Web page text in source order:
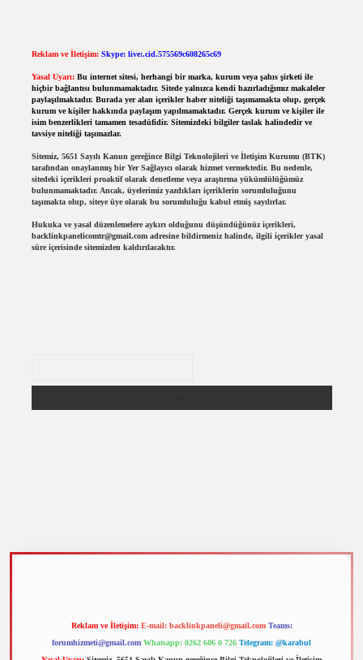
Reklam ve İletişim: Skype: live:.cid.575569c608265c69
Yasal Uyarı: Bu internet sitesi, herhangi bir marka, kurum veya şahıs şirketi ile
hiçbir bağlantısı bulunmamaktadır. Sitede yalnızca kendi hazırladığımız makaleler
paylaşılmaktadır. Burada yer alan içerikler haber niteliği taşımamakta olup, gerçek
kurum ve kişiler hakkında paylaşım yapılmamaktadır. Gerçek kurum ve kişiler ile
isim benzerlikleri tamamen tesadüfidir. Sitemizdeki bilgiler taslak halindedir ve
tavsiye niteliği taşımazlar.
Sitemiz, 5651 Sayılı Kanun gereğince Bilgi Teknolojileri ve İletişim Kurumu (BTK)
tarafından onaylanmış bir Yer Sağlayıcı olarak hizmet vermektedir. Bu nedenle,
sitedeki içerikleri proaktif olarak denetleme veya araştırma yükümlülüğümüz
bulunmamaktadır. Ancak, üyelerimiz yazdıkları içeriklerin sorumluluğunu
taşımakta olup, siteye üye olarak bu sorumluluğu kabul etmiş sayılırlar.
Hukuka ve yasal düzenlemelere aykırı olduğunu düşündüğünüz içerikleri,
backlinkpanelicomtr@gmail.comadresine bildirmeniz halinde, ilgili içerikler yasal
süre içerisinde sitemizden kaldırılacaktır.
Reklam ve İletişim: E-mail: backlinkpaneli@gmail.com Teams:
forumhizmeti@gmail.com Whatsapp: 0262 606 0 726 Telegram: @karabul